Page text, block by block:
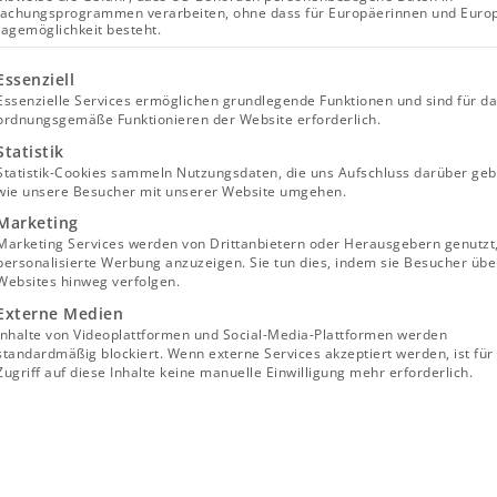
verarbeiten, ohne dass für Europäerinnen und
besteht.
eine Liste der Service-Gruppen, für die eine
Services ermöglichen grundlegende Funktionen und sind für
Funktionieren der Website erforderlich.
Cookies sammeln Nutzungsdaten, die uns Aufschluss darüber
unsere Besucher mit unserer Website umgehen.
Services werden von Drittanbietern oder Herausgebern
Werbung anzuzeigen. Sie tun dies, indem sie Besucher
hinweg verfolgen.
Medien
von Videoplattformen und Social-Media-Plattformen werden
blockiert. Wenn externe Services akzeptiert werden, ist für
auf diese Inhalte keine manuelle Einwilligung mehr erforderlich.